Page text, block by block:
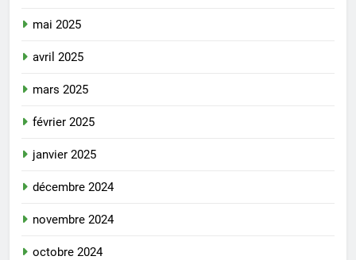
mai 2025
avril 2025
mars 2025
février 2025
janvier 2025
décembre 2024
novembre 2024
octobre 2024